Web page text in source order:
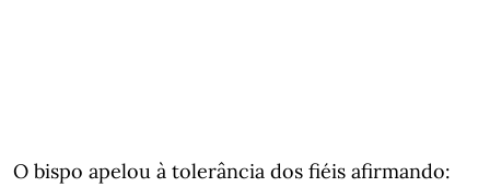
O bispo apelou à tolerância dos fiéis afirmando: